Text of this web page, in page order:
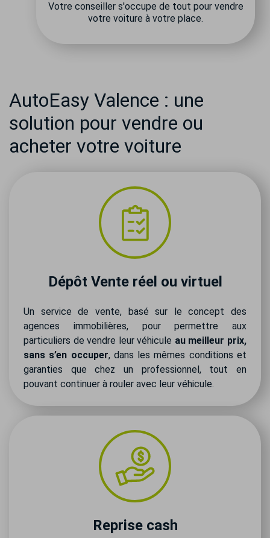
Votre conseiller s'occupe de tout pour vendre
votre voiture à votre place.
AutoEasy Valence : une
solution pour vendre ou
acheter votre voiture
Dépôt Vente réel ou virtuel
Un service de vente, basé sur le concept des
agences immobilières, pour permettre aux
particuliers de vendre leur véhicule au meilleur prix,
sans s’en occuper, dans les mêmes conditions et
garanties que chez un professionnel, tout en
pouvant continuer à rouler avec leur véhicule.
Reprise cash